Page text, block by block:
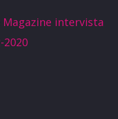
Magazine intervista